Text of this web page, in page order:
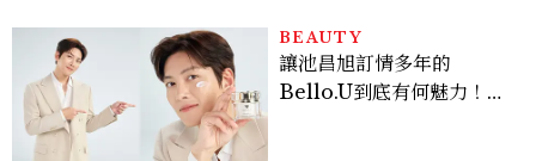
BEAUTY
讓池昌旭訂情多年的
Bello.U到底有何魅力！揭